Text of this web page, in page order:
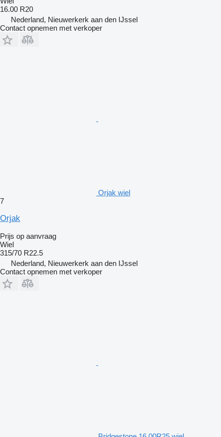
16.00 R20
Nederland, Nieuwerkerk aan den IJssel
Contact opnemen met verkoper
Orjak wiel
7
Orjak
Prijs op aanvraag
Wiel
315/70 R22.5
Nederland, Nieuwerkerk aan den IJssel
Contact opnemen met verkoper